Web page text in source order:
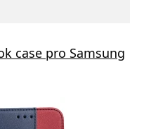
case pro Samsung